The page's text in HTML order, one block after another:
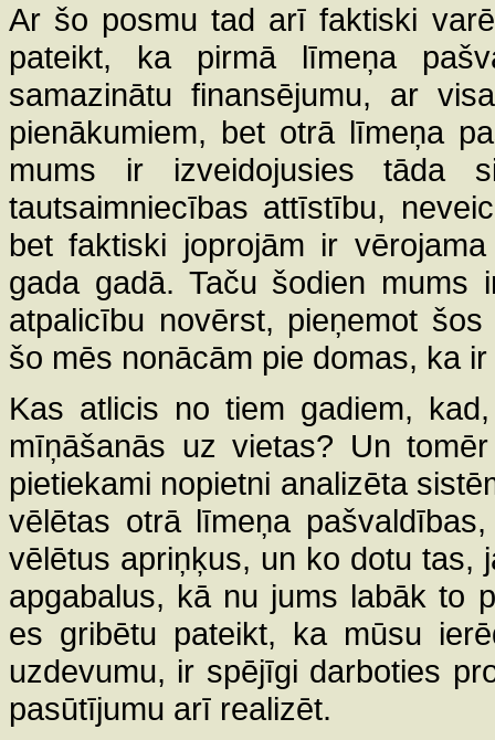
Ar šo posmu tad arī faktiski
pateikt, ka pirmā līmeņa
samazinātu finansējumu, ar
pienākumiem, bet otrā līmeņa
mums ir izveidojusies tāda
tautsaimniecības attīstību,
bet faktiski joprojām ir
gada gadā. Taču šodien mums
atpalicību novērst, pieņemot
šo mēs nonācām pie domas, ka
Kas atlicis no tiem gadiem,
mīņāšanās uz vietas? Un
pietiekami nopietni analizēta
vēlētas otrā līmeņa
vēlētus apriņķus, un ko dotu tas,
apgabalus, kā nu jums labāk to
es gribētu pateikt, ka mūsu
uzdevumu, ir spējīgi darboties
pasūtījumu arī realizēt.